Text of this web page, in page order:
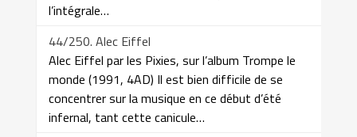
l’intégrale…
44/250. Alec Eiffel
Alec Eiffel par les Pixies, sur l’album Trompe le
monde (1991, 4AD) Il est bien difficile de se
concentrer sur la musique en ce début d’été
infernal, tant cette canicule…